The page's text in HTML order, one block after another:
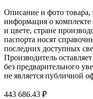
Описание и фото товара,
информация о
и цвете, стране
паспорта носят
последних доступных
Производитель
без предварительного
не является публичной
443 686.43 ₽